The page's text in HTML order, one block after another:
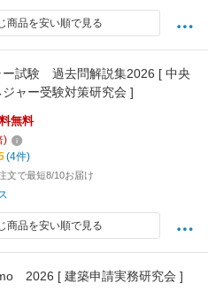
商品を安い順で見る
ー試験 過去問解説集2026 [ 中央
ャー受験対策研究会 ]
無料
)
(4件)
文で最短8/10お届け
商品を安い順で見る
2026 [ 建築申請実務研究会 ]